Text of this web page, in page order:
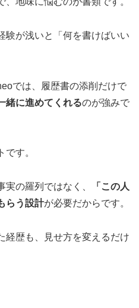
験が浅いと「何を書けばいい
では、履歴書の添削だけで
緒に進めてくれるのが強みで
す。
の羅列ではなく、
「この人
らう設計が必要だからです。
経歴も、見せ方を変えるだけ